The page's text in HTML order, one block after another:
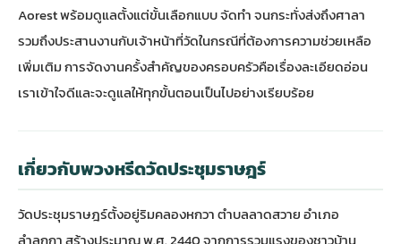
Aorest พร้อมดูแลตั้งแต่ขั้นเลือกแบบ จัดทำ จนกระทั่งส่งถึงศาลา
รวมถึงประสานงานกับเจ้าหน้าที่วัดในกรณีที่ต้องการความช่วยเหลือ
เพิ่มเติม การจัดงานครั้งสำคัญของครอบครัวคือเรื่องละเอียดอ่อน
เราเข้าใจดีและจะดูแลให้ทุกขั้นตอนเป็นไปอย่างเรียบร้อย
เกี่ยวกับพวงหรีดวัดประชุมราษฎร์
วัดประชุมราษฎร์ตั้งอยู่ริมคลองหกวา ตำบลลาดสวาย อำเภอ
ลำลูกกา สร้างประมาณ พ.ศ. 2440 จากการรวมแรงของชาวบ้าน